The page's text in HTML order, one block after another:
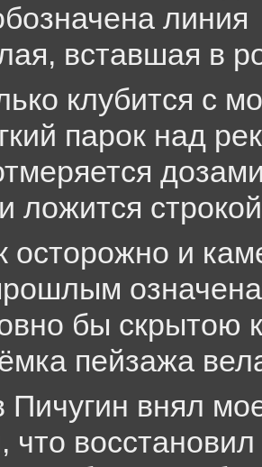
линия
вставшая в
клубится с
парок над
ложится строкой
осторожно и
бы скрытою
пейзажа
Пичугин внял
что